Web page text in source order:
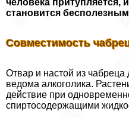
становится
Совместимость
Отвар и настой из
ведома алкоголика.
действие при
спиртосодержащими